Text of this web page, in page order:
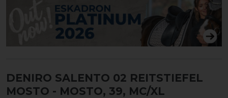
DENIRO SALENTO 02 REITSTIEFEL
MOSTO - MOSTO, 39, MC/XL